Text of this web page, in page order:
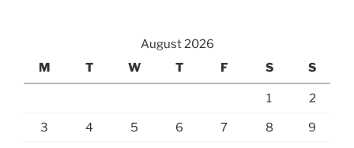
August 2026
M
T W T F S S
1 2
3 4 5 6 7 8 9